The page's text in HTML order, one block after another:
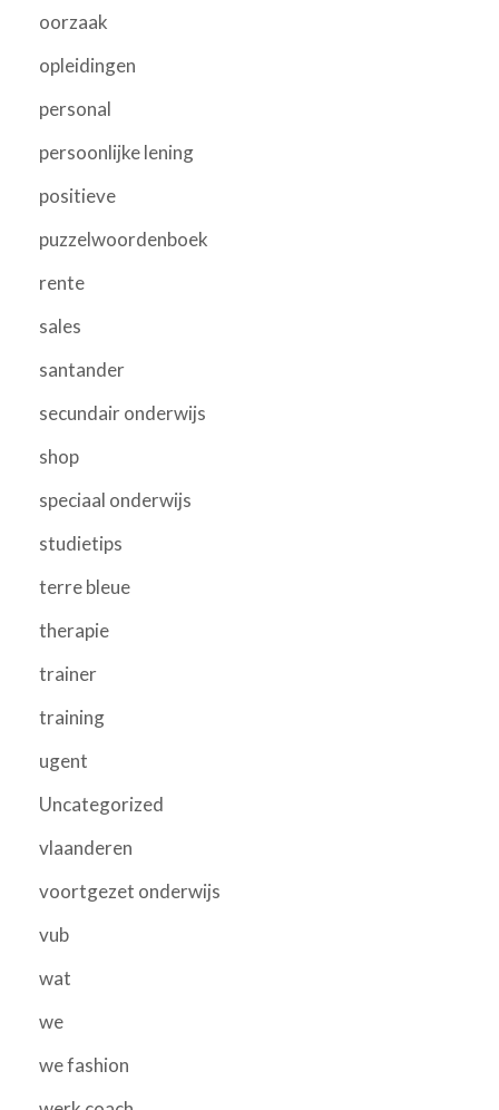
oorzaak
opleidingen
personal
persoonlijke lening
positieve
puzzelwoordenboek
rente
sales
santander
secundair onderwijs
shop
speciaal onderwijs
studietips
terre bleue
therapie
trainer
training
ugent
Uncategorized
vlaanderen
voortgezet onderwijs
vub
wat
we
we fashion